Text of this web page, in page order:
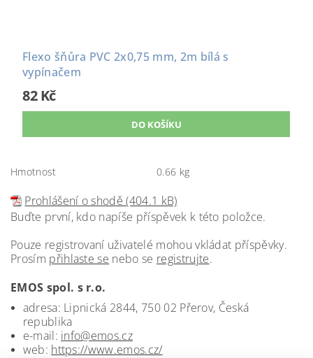
Flexo šňůra PVC 2x0,75 mm, 2m bílá s
vypínačem
82 Kč
Hmotnost 0.66 kg
Prohlášení o shodě (404.1 kB)
Buďte první, kdo napíše příspěvek k této položce.
Pouze registrovaní uživatelé mohou vkládat příspěvky.
Prosím přihlaste se nebo se registrujte.
EMOS spol. s r.o.
adresa: Lipnická 2844, 750 02 Přerov, Česká
republika
e-mail: info@emos.cz
web: https://www.emos.cz/